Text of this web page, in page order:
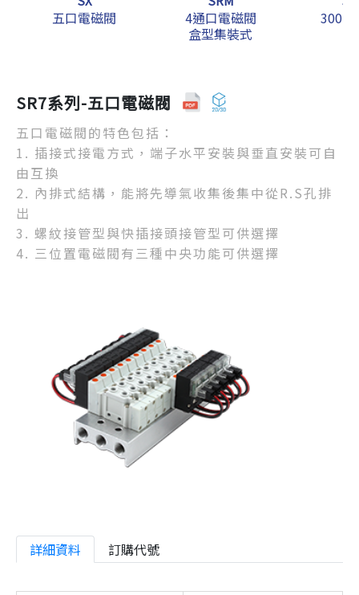
五口電磁閥
4通口電磁閥
盒型集裝式
300、
SR7系列-五口電磁閥
五口電磁閥的特色包括：
1. 插接式接電方式，端子水平安裝與垂直安裝可自
由互換
2. 內排式結構，能將先導氣收集後集中從R.S孔排
出
3. 螺紋接管型與快插接頭接管型可供選擇
4. 三位置電磁閥有三種中央功能可供選擇
詳細資料 訂購代號